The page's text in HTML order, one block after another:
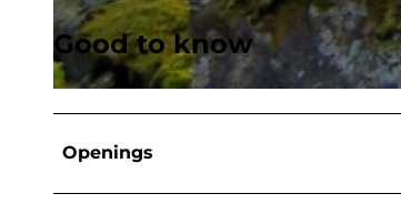
Good to know
Openings